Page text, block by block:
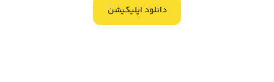
دانلود اپلیکیشن